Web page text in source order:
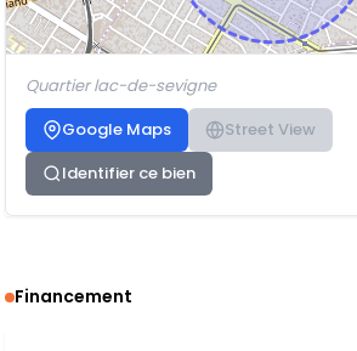
Quartier lac-de-sevigne
Google Maps
Street View
Identifier ce bien
Financement